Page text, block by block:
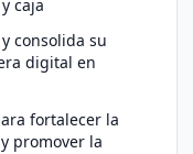
caja
consolida su
digital en
fortalecer la
promover la